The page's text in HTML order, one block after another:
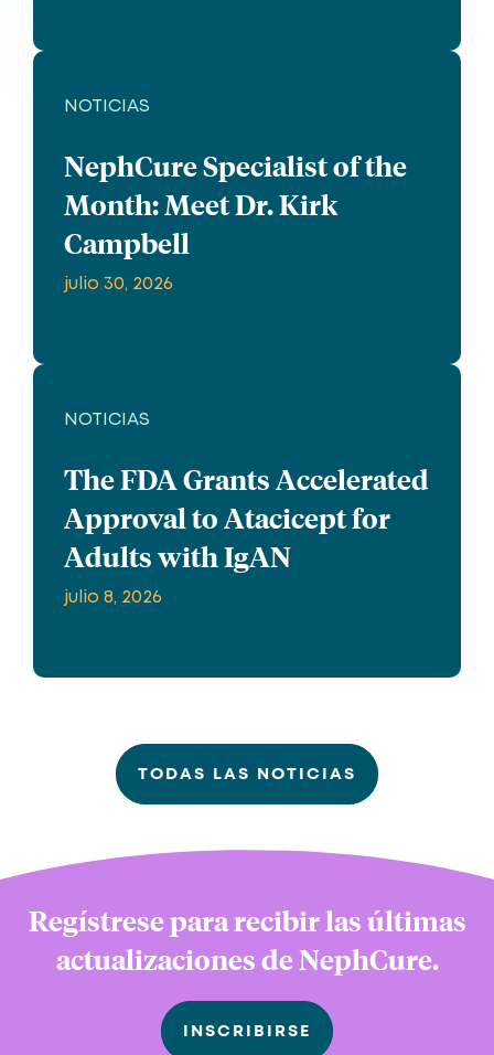
NOTICIAS
NephCure Specialist of the
Month: Meet Dr. Kirk
Campbell
julio 30, 2026
NOTICIAS
The FDA Grants Accelerated
Approval to Atacicept for
Adults with IgAN
julio 8, 2026
TODAS LAS NOTICIAS
Regístrese para recibir las últimas
actualizaciones de NephCure.
INSCRIBIRSE